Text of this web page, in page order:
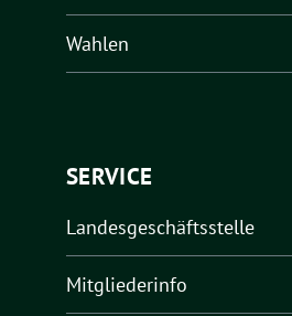
Wahlen
SERVICE
Landesgeschäftsstelle
Mitgliederinfo